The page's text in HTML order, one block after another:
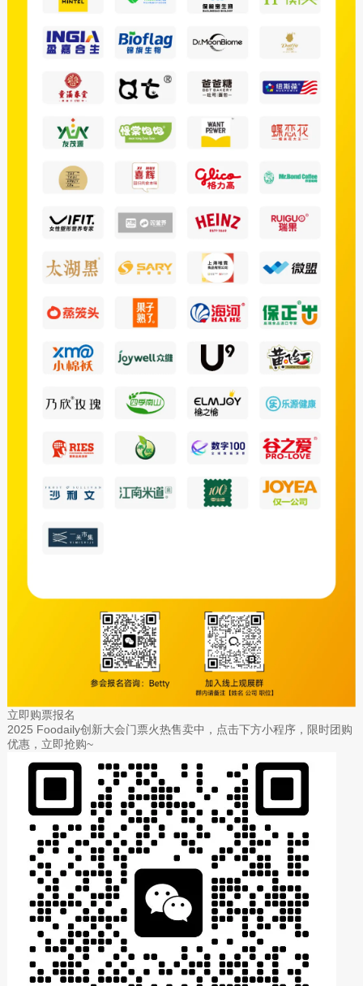
立即购票报名
2025 Foodaily创新大会门票火热售卖中，点击下方小程序，限时团购
优惠，立即抢购~